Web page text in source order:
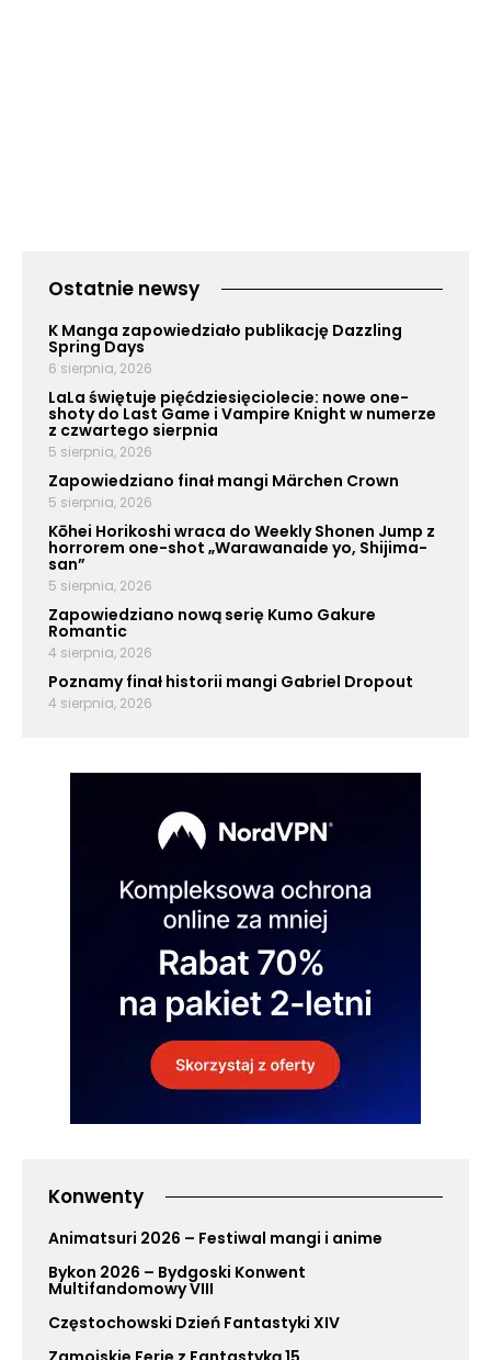
Ostatnie newsy
K Manga zapowiedziało publikację Dazzling
Spring Days
6 sierpnia, 2026
LaLa świętuje pięćdziesięciolecie: nowe one-
shoty do Last Game i Vampire Knight w numerze
z czwartego sierpnia
5 sierpnia, 2026
Zapowiedziano finał mangi Märchen Crown
5 sierpnia, 2026
Kōhei Horikoshi wraca do Weekly Shonen Jump z
horrorem one-shot „Warawanaide yo, Shijima-
san”
5 sierpnia, 2026
Zapowiedziano nową serię Kumo Gakure
Romantic
4 sierpnia, 2026
Poznamy finał historii mangi Gabriel Dropout
4 sierpnia, 2026
Konwenty
Animatsuri 2026 – Festiwal mangi i anime
Bykon 2026 – Bydgoski Konwent
Multifandomowy VIII
Częstochowski Dzień Fantastyki XIV